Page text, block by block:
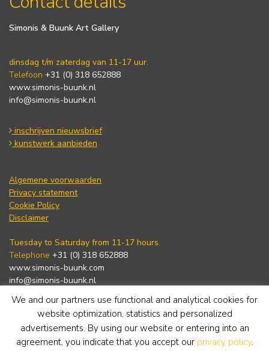
Simonis & Buunk Art Gallery
dinsdag t/m zaterdag van 11-17 uur.
Telefoon +31 (0) 318 652888
www.simonis-buunk.nl
info@simonis-buunk.nl
inschrijven nieuwsbrief
kunstwerk aanbieden
Algemene voorwaarden
Privacy statement
Cookie Policy
Disclaimer
Tuesday to Saturday from 11-17 hours.
Telephone +31 (0) 318 652888
www.simonis-buunk.com
info@simonis-buunk.nl
subscribe to newsletter
We and our partners use functional and analytical cookies for
website optimization, statistics and personalized
advertisements. By using our website or entering into an
agreement, you indicate that you accept our privacy policy.